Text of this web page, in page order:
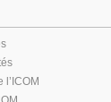
l’ICOM